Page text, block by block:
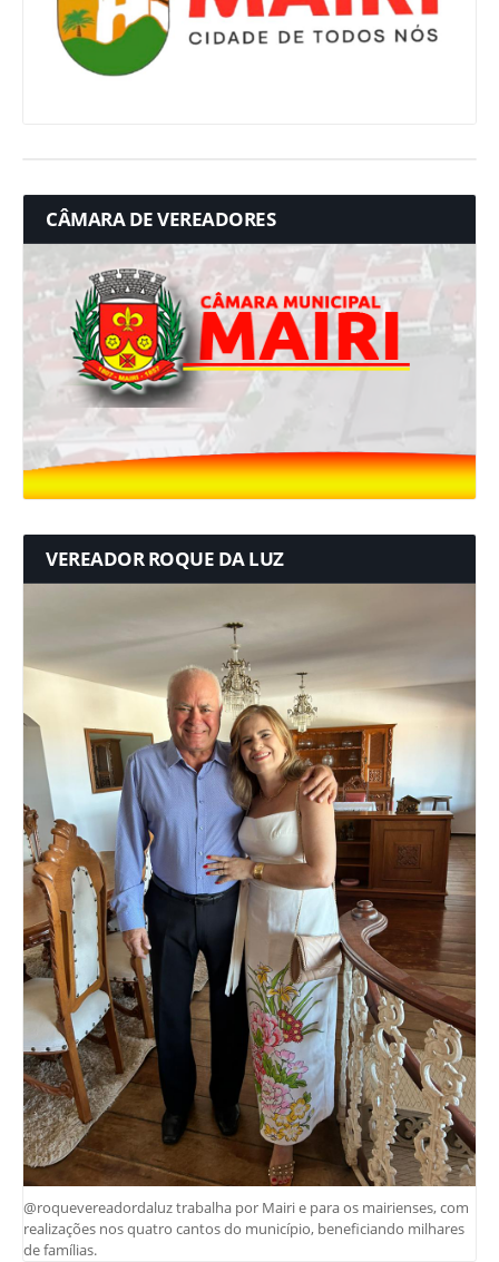
CÂMARA DE VEREADORES
VEREADOR ROQUE DA LUZ
@roquevereadordaluz trabalha por Mairi e para os mairienses, com
realizações nos quatro cantos do município, beneficiando milhares
de famílias.